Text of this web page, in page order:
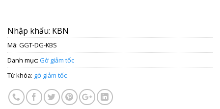
Nhập khẩu: KBN
Mã: GGT-DG-KBS
Danh mục: Gờ giảm tốc
Từ khóa: gờ giảm tốc